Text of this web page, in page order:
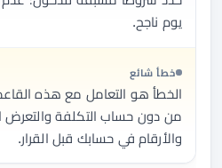
يوم ناجح.
خطأ شائع
الخطأ هو التعامل مع هذه
من دون حساب التكلفة والتعرض
والأرقام في حسابك قبل القرار.